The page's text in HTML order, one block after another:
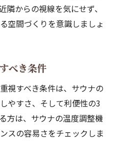
隣からの視線を気にせず、
空間づくりを意識しましょ
べき条件
視すべき条件は、サウナの
やすさ、そして利便性の3
方は、サウナの温度調整機
スの容易さをチェックしま